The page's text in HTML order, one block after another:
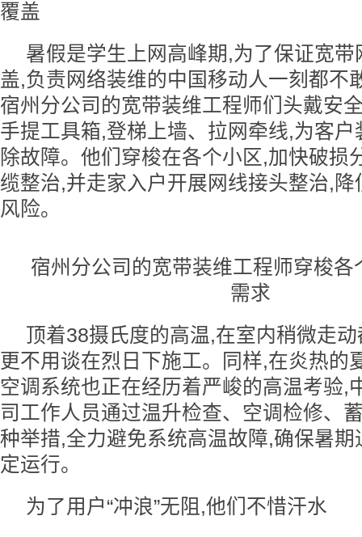
覆盖
暑假是学生上网高峰期,为了保证宽带
盖,负责网络装维的中国移动人一刻都不
宿州分公司的宽带装维工程师们头戴安
手提工具箱,登梯上墙、拉网牵线,为客
除故障。他们穿梭在各个小区,加快破损
缆整治,并走家入户开展网线接头整治,
风险。
宿州分公司的宽带装维工程师穿梭各
需求
顶着38摄氏度的高温,在室内稍微走
更不用谈在烈日下施工。同样,在炎热的
空调系统也正在经历着严峻的高温考验,
司工作人员通过温升检查、空调检修、
种举措,全力避免系统高温故障,确保暑期
定运行。
为了用户“冲浪”无阻,他们不惜汗水